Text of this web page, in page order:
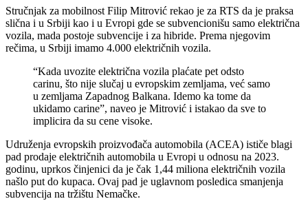
Stručnjak za mobilnost Filip Mitrović rekao je za RTS da je praksa
slična i u Srbiji kao i u Evropi gde se subvencionišu samo električna
vozila, mada postoje subvencije i za hibride. Prema njegovim
rečima, u Srbiji imamo 4.000 električnih vozila.
“Kada uvozite električna vozila plaćate pet odsto
carinu, što nije slučaj u evropskim zemljama, već samo
u zemljama Zapadnog Balkana. Idemo ka tome da
ukidamo carine”, naveo je Mitrović i istakao da sve to
implicira da su cene visoke.
Udruženja evropskih proizvođača automobila (ACEA) ističe blagi
pad prodaje električnih automobila u Evropi u odnosu na 2023.
godinu, uprkos činjenici da je čak 1,44 miliona električnih vozila
našlo put do kupaca. Ovaj pad je uglavnom posledica smanjenja
subvencija na tržištu Nemačke.